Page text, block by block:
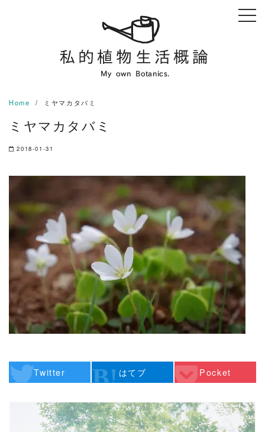
Home ミヤマカタバミ
ミヤマカタバミ
2018-01-31
Twitter はてブ Pocket